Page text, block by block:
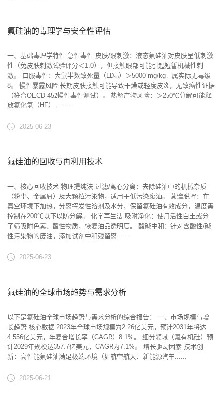
氟硅油的毒理学与安全性评估
一、基础毒理学特性‌ ‌急性毒性‌ ‌皮肤/眼刺激‌：液态氟硅油对皮肤呈低刺激
性（兔皮肤刺激试验评分＜1.0），但接触眼部可能引起短暂机械性刺
激。 ‌口服毒性‌：大鼠半数致死量（LD₅₀）＞5000 mg/kg，属实际无毒级
8。 ‌慢性暴露风险‌ 长期皮肤接触可能导致干燥或轻度皮炎，无致癌性证据
（符合OECD 452慢性毒性测试）。 热解产物风险：＞250℃分解可能释
放氟化氢（HF），......
2025-06-23
氟硅油的回收与再利用技术
一、核心回收技术‌ ‌物理提纯法‌ ‌过滤/离心分离‌：去除硅油中的机械杂质
（粉尘、金属屑）及大颗粒污染物，适用于低污染废油。 ‌蒸馏脱挥‌：在
真空环境下加热，分离挥发性溶剂及水分，保留氟硅油有效成分，温度需
控制在200℃以下以防分解。 ‌化学再生法‌ ‌吸附净化‌：使用活性白土或分
子筛吸附色素、酸性物质，恢复油品透明度。 ‌酸碱中和‌：针对含酸性/碱
性污染物的废油，添加试剂中和残留离......
2025-06-23
氟硅油的全球市场趋势与需求分析
以下是氟硅油全球市场趋势与需求分析的综合报告： 一、市场规模与增
长趋势‌ ‌核心数据‌ 2023年全球市场规模为‌2.26亿美元‌，预计2031年将达‌
4.556亿美元‌，年复合增长率（CAGR）‌8.1%‌。 细分领域（氟有机硅）预
计2029年规模达‌357.7亿美元‌，CAGR为‌7.1%‌。 ‌增长驱动因素‌ ‌技术创
新‌：高性能氟硅油满足极端环境（如航空航天、新能源汽车......
2025-06-21